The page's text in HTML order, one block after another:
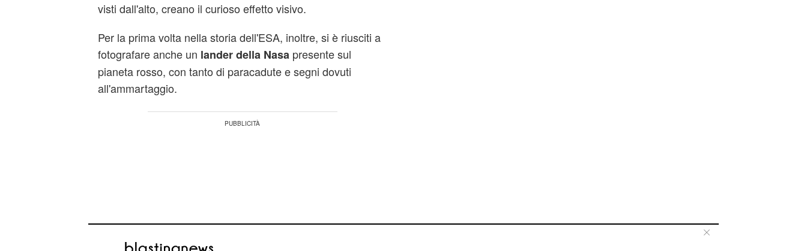
visti dall'alto, creano il curioso effetto visivo.
Per la prima volta nella storia dell'ESA, inoltre, si è riusciti a
fotografare anche un lander della Nasa presente sul
pianeta rosso, con tanto di paracadute e segni dovuti
all'ammartaggio.